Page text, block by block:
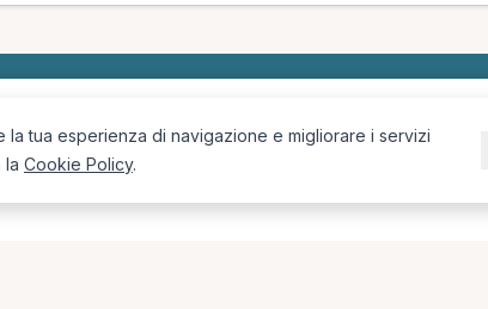
tua esperienza di navigazione e migliorare i servizi
la Cookie Policy.